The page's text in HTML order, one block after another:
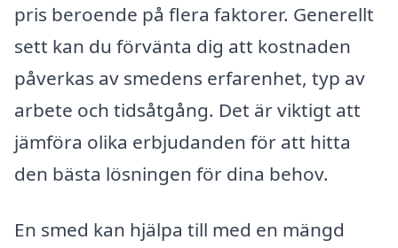
pris beroende på flera faktorer. Generellt
sett kan du förvänta dig att kostnaden
påverkas av smedens erfarenhet, typ av
arbete och tidsåtgång. Det är viktigt att
jämföra olika erbjudanden för att hitta
den bästa lösningen för dina behov.
En smed kan hjälpa till med en mängd